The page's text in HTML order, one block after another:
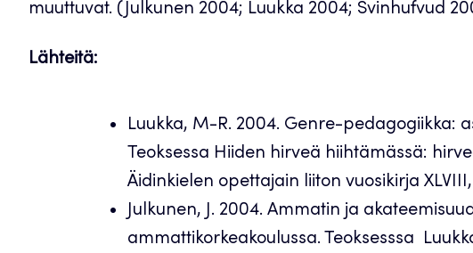
muuttuvat. (Julkunen 2004; Luukka 2004; Svinhufvud
Lähteitä:
Luukka, M-R. 2004. Genre-pedagogiikka:
Teoksessa Hiiden hirveä hiihtämässä:
Äidinkielen opettajain liiton vuosikirja
Julkunen, J. 2004. Ammatin ja
ammattikorkeakoulussa. Teoksesssa